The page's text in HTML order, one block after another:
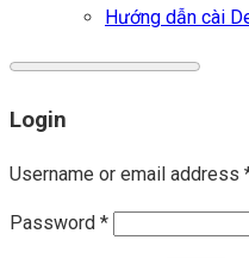
Hướng dẫn cài
Login
Username or email address
Password *